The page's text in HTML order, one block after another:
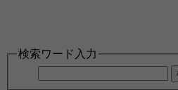
検索ワード入力